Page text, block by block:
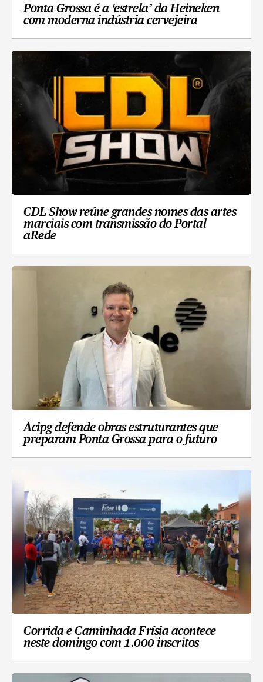
Ponta Grossa é a ‘estrela’ da Heineken
com moderna indústria cervejeira
CDL Show reúne grandes nomes das artes
marciais com transmissão do Portal
aRede
Acipg defende obras estruturantes que
preparam Ponta Grossa para o futuro
Corrida e Caminhada Frísia acontece
neste domingo com 1.000 inscritos